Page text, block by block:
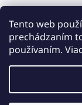
Tento web
prechádzaním
používaním.